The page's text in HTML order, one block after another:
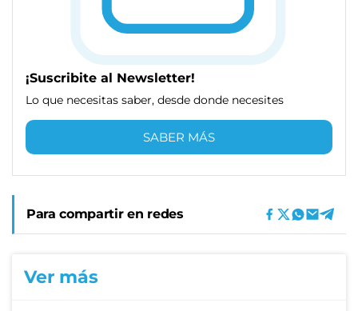
¡Suscribite al Newsletter!
Lo que necesitas saber, desde donde necesites
SABER MÁS
Para compartir en redes
Ver más